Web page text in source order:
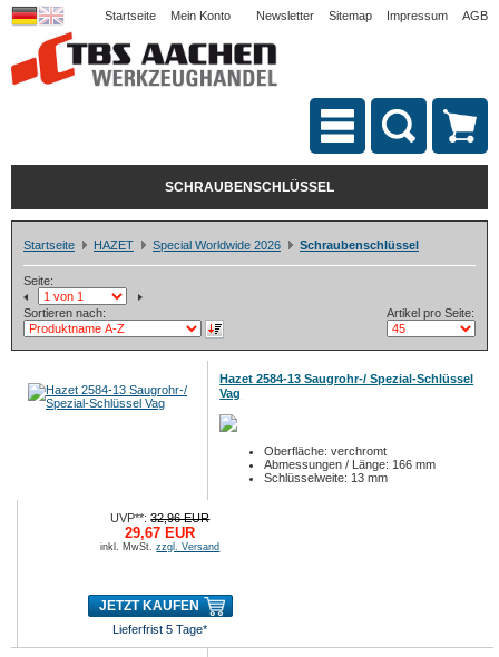
Startseite Mein Konto Newsletter Sitemap Impressum AGB
SCHRAUBENSCHLÜSSEL
Startseite HAZET Special Worldwide 2026 Schraubenschlüssel
Seite:
Sortieren nach: Artikel pro Seite:
Hazet 2584-13 Saugrohr-/ Spezial-Schlüssel
Vag
Oberfläche: verchromt
Abmessungen / Länge: 166 mm
Schlüsselweite: 13 mm
UVP**:32,96 EUR
29,67 EUR
inkl. MwSt.zzgl. Versand
JETZT KAUFEN
Lieferfrist 5 Tage*